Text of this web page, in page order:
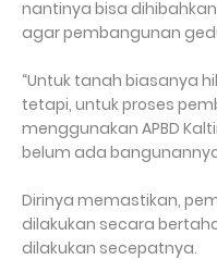
nantinya bisa
agar pembangunan
“Untuk tanah biasanya
tetapi, untuk proses
menggunakan APBD
belum ada
Dirinya memastikan,
dilakukan secara
dilakukan secepatnya.